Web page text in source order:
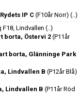
IP C(F10år Norr) (..)
Lindvallen (..)
borta, Östervi 2 (P11år
borta, Glänninge Park
Lindvallen B (P12år Blå)
Lindvallen B (P11år Röd